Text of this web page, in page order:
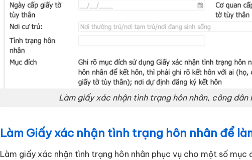
Làm giấy xác nhận tình trạng hôn nhân, công
Làm Giấy xác nhận tình trạng hôn nhân để
Làm giấy xác nhận tình trạng hôn nhân phục vụ cho một số mục